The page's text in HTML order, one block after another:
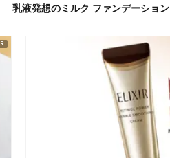
乳液発想のミルク ファンデーション